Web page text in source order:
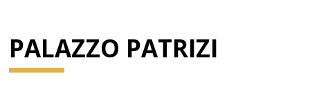
PALAZZO PATRIZI